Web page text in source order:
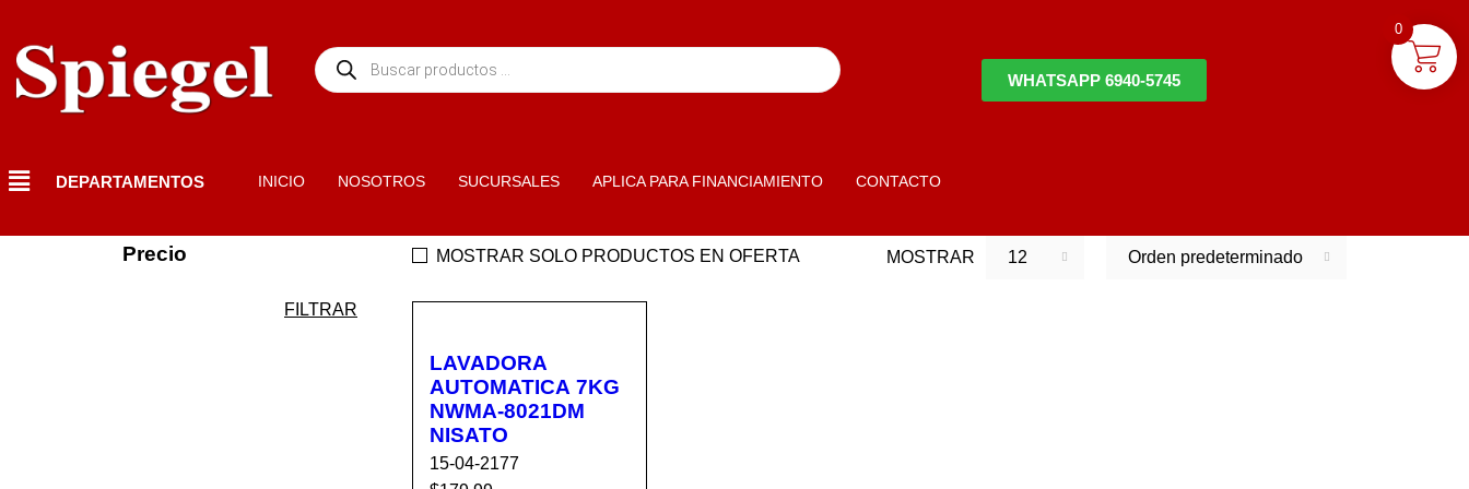
WHATSAPP 6940-5745
DEPARTAMENTOS INICIO NOSOTROS SUCURSALES APLICA PARA FINANCIAMIENTO CONTACTO
Precio
FILTRAR
Orden predeterminado
MOSTRAR 12
MOSTRAR SOLO PRODUCTOS EN OFERTA
LAVADORA
AUTOMATICA 7KG
NWMA-8021DM
NISATO
15-04-2177
0